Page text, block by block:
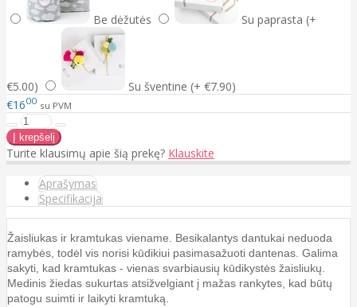
Be dėžutės Su paprasta (+
€5.00)
Su šventine (+ €7.90)
€1600 su PVM
Turite klausimų apie šią prekę? Klauskite
Aprašymas
Specifikacija
Žaisliukas ir kramtukas viename. Besikalantys dantukai neduoda
ramybės, todėl vis norisi kūdikiui pasimasažuoti dantenas. Galima
sakyti, kad kramtukas - vienas svarbiausių kūdikystės žaisliukų.
Medinis žiedas sukurtas atsižvelgiant į mažas rankytes, kad būtų
patogu suimti ir laikyti kramtuką.